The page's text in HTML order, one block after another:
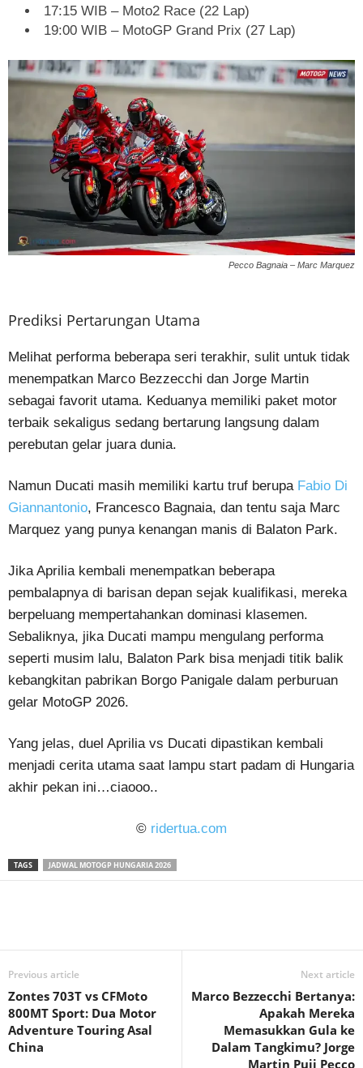
17:15 WIB – Moto2 Race (22 Lap)
19:00 WIB – MotoGP Grand Prix (27 Lap)
Pecco Bagnaia – Marc Marquez
Prediksi Pertarungan Utama
Melihat performa beberapa seri terakhir, sulit untuk tidak
menempatkan Marco Bezzecchi dan Jorge Martin
sebagai favorit utama. Keduanya memiliki paket motor
terbaik sekaligus sedang bertarung langsung dalam
perebutan gelar juara dunia.
Namun Ducati masih memiliki kartu truf berupa Fabio Di
Giannantonio, Francesco Bagnaia, dan tentu saja Marc
Marquez yang punya kenangan manis di Balaton Park.
Jika Aprilia kembali menempatkan beberapa
pembalapnya di barisan depan sejak kualifikasi, mereka
berpeluang mempertahankan dominasi klasemen.
Sebaliknya, jika Ducati mampu mengulang performa
seperti musim lalu, Balaton Park bisa menjadi titik balik
kebangkitan pabrikan Borgo Panigale dalam perburuan
gelar MotoGP 2026.
Yang jelas, duel Aprilia vs Ducati dipastikan kembali
menjadi cerita utama saat lampu start padam di Hungaria
akhir pekan ini…ciaooo..
© ridertua.com
TAGS JADWAL MOTOGP HUNGARIA 2026
Previous article
Zontes 703T vs CFMoto
800MT Sport: Dua Motor
Adventure Touring Asal
China
Next article
Marco Bezzecchi Bertanya:
Apakah Mereka
Memasukkan Gula ke
Dalam Tangkimu? Jorge
Martin Puji Pecco